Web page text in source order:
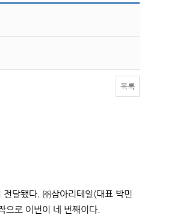
목록
달됐다. ㈜삼아리테일(대표 박민
로 이번이 네 번째이다.